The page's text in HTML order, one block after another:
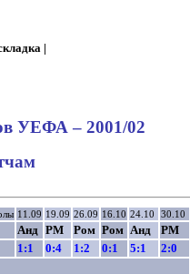
|
УЕФА – 2001/02
11.09 19.09 26.09 16.10 24.10 30.10
Анд РМ Ром Ром Анд
РМ
1:1
0:4 1:2 0:1 5:1
2:0